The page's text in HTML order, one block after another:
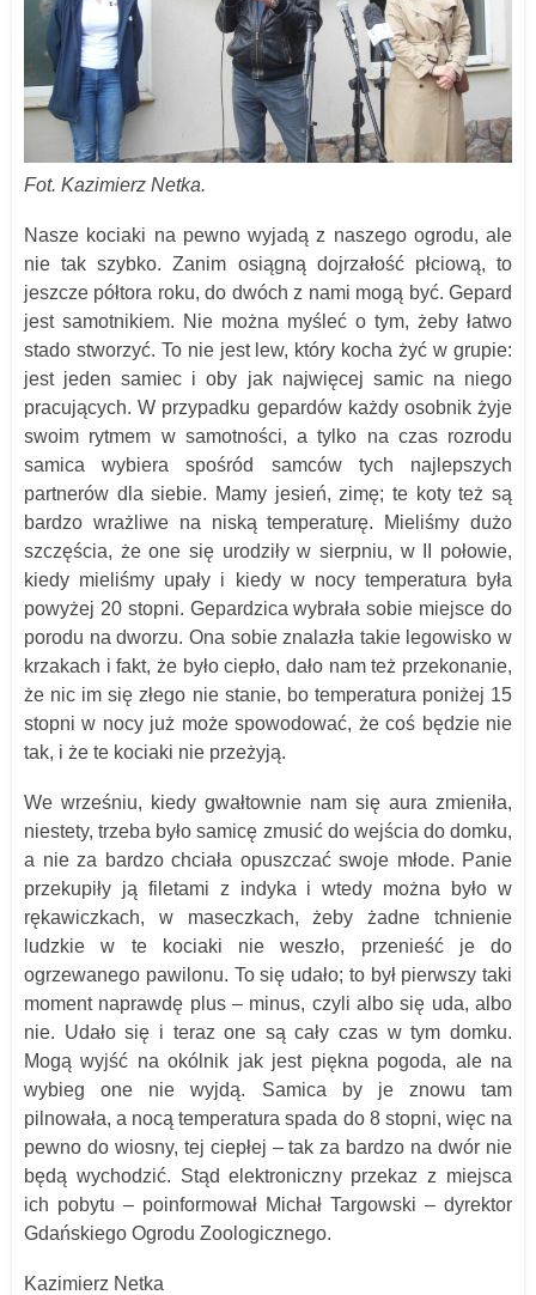
Fot. Kazimierz Netka.
Nasze kociaki na pewno wyjadą z naszego ogrodu, ale
nie tak szybko. Zanim osiągną dojrzałość płciową, to
jeszcze półtora roku, do dwóch z nami mogą być. Gepard
jest samotnikiem. Nie można myśleć o tym, żeby łatwo
stado stworzyć. To nie jest lew, który kocha żyć w grupie:
jest jeden samiec i oby jak najwięcej samic na niego
pracujących. W przypadku gepardów każdy osobnik żyje
swoim rytmem w samotności, a tylko na czas rozrodu
samica wybiera spośród samców tych najlepszych
partnerów dla siebie. Mamy jesień, zimę; te koty też są
bardzo wrażliwe na niską temperaturę. Mieliśmy dużo
szczęścia, że one się urodziły w sierpniu, w II połowie,
kiedy mieliśmy upały i kiedy w nocy temperatura była
powyżej 20 stopni. Gepardzica wybrała sobie miejsce do
porodu na dworzu. Ona sobie znalazła takie legowisko w
krzakach i fakt, że było ciepło, dało nam też przekonanie,
że nic im się złego nie stanie, bo temperatura poniżej 15
stopni w nocy już może spowodować, że coś będzie nie
tak, i że te kociaki nie przeżyją.
We wrześniu, kiedy gwałtownie nam się aura zmieniła,
niestety, trzeba było samicę zmusić do wejścia do domku,
a nie za bardzo chciała opuszczać swoje młode. Panie
przekupiły ją filetami z indyka i wtedy można było w
rękawiczkach, w maseczkach, żeby żadne tchnienie
ludzkie w te kociaki nie weszło, przenieść je do
ogrzewanego pawilonu. To się udało; to był pierwszy taki
moment naprawdę plus – minus, czyli albo się uda, albo
nie. Udało się i teraz one są cały czas w tym domku.
Mogą wyjść na okólnik jak jest piękna pogoda, ale na
wybieg one nie wyjdą. Samica by je znowu tam
pilnowała, a nocą temperatura spada do 8 stopni, więc na
pewno do wiosny, tej ciepłej – tak za bardzo na dwór nie
będą wychodzić. Stąd elektroniczny przekaz z miejsca
ich pobytu – poinformował Michał Targowski – dyrektor
Gdańskiego Ogrodu Zoologicznego.
Kazimierz Netka